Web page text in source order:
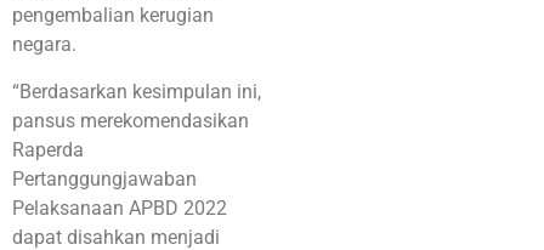
pengembalian kerugian
negara.
“Berdasarkan kesimpulan ini,
pansus merekomendasikan
Raperda
Pertanggungjawaban
Pelaksanaan APBD 2022
dapat disahkan menjadi